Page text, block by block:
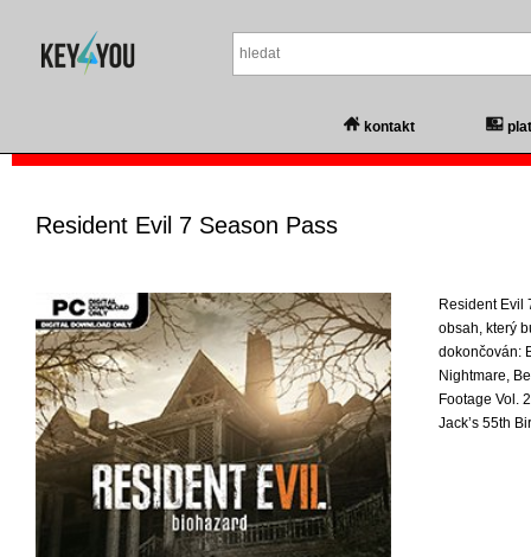
kontakt
Resident Evil 7 Season Pass
Resident Evil
obsah, který
dokončován:
Nightmare,
Footage Vol.
Jack’s 55th